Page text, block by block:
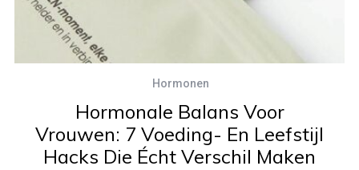
Hormonen
Hormonale Balans Voor
Vrouwen: 7 Voeding- En Leefstijl
Hacks Die Écht Verschil Maken